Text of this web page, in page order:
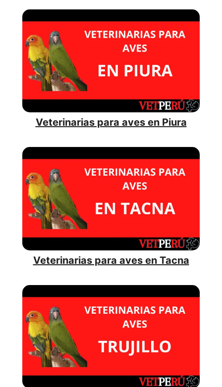
Veterinarias para aves en Piura
Veterinarias para aves en Tacna